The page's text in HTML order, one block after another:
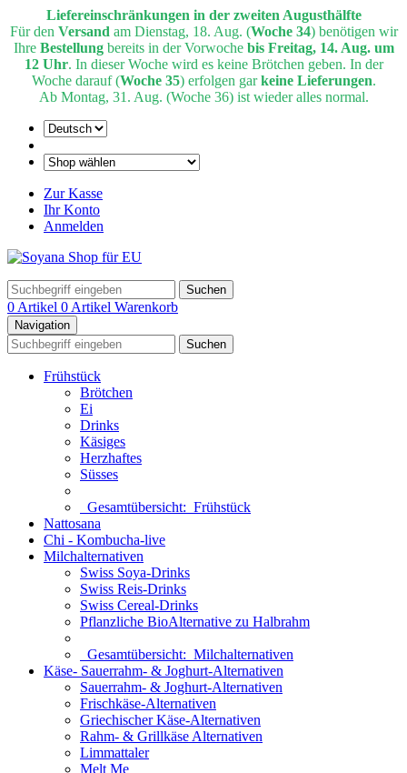
Liefereinschränkungen in der zweiten Augusthälfte
Für den Versand am Dienstag, 18. Aug. (Woche 34) benötigen wir
Ihre Bestellungbereits in der Vorwoche bis Freitag, 14. Aug. um
12 Uhr. In dieser Woche wird es keine Brötchen geben. In der
Woche darauf (Woche 35) erfolgen garkeine Lieferungen.
Ab Montag, 31. Aug. (Woche 36) ist wieder alles normal.
Zur Kasse
Ihr Konto
Anmelden
Suchen
0 Artikel 0 Artikel Warenkorb
Navigation
Suchen
Frühstück
Brötchen
Ei
Drinks
Käsiges
Herzhaftes
Süsses
Gesamtübersicht: Frühstück
Nattosana
Chi - Kombucha-live
Milchalternativen
Swiss Soya-Drinks
Swiss Reis-Drinks
Swiss Cereal-Drinks
Pflanzliche BioAlternative zu Halbrahm
Gesamtübersicht: Milchalternativen
Käse- Sauerrahm- & Joghurt-Alternativen
Sauerrahm- & Joghurt-Alternativen
Frischkäse-Alternativen
Griechischer Käse-Alternativen
Rahm- & Grillkäse Alternativen
Limmattaler
Melt Me